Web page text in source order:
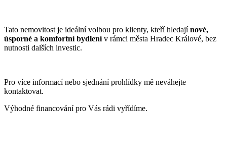
Tato nemovitost je ideální volbou pro klienty, kteří hledajínové,
úsporné a komfortní bydlenív rámci města Hradec Králové, bez
nutnosti dalších investic.
Pro více informací nebo sjednání prohlídky mě neváhejte
kontaktovat.
Výhodné financování pro Vás rádi vyřídíme.